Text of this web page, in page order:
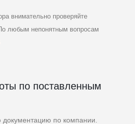
внимательно проверяйте
любым непонятным вопросам
по поставленным
по компании.